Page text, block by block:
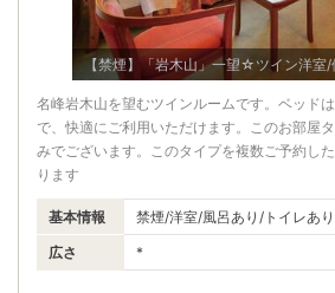
【禁煙】「岩木山」一望☆ツイン洋室/
名峰岩木山を望むツインルームです。ベッド
で、快適にご利用いただけます。このお部屋
みでございます。このタイプを複数ご予約し
ります
基本情報
禁煙/洋室/風呂あり/トイレあ
広さ
*